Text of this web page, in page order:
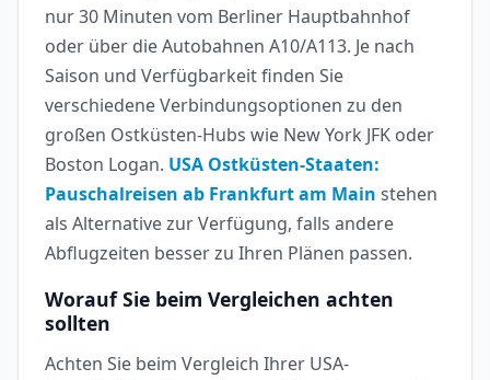
nur 30 Minuten vom Berliner Hauptbahnhof
oder über die Autobahnen A10/A113. Je nach
Saison und Verfügbarkeit finden Sie
verschiedene Verbindungsoptionen zu den
großen Ostküsten-Hubs wie New York JFK oder
Boston Logan. USA Ostküsten-Staaten:
Pauschalreisen ab Frankfurt am Main stehen
als Alternative zur Verfügung, falls andere
Abflugzeiten besser zu Ihren Plänen passen.
Worauf Sie beim Vergleichen achten
sollten
Achten Sie beim Vergleich Ihrer USA-